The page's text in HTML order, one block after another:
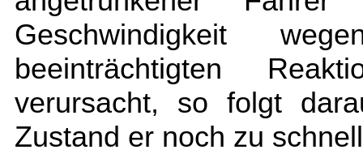
Geschwindigkeit
beeinträchtigten
verursacht, so folgt
Zustand er noch zu